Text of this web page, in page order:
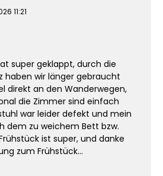
11:21
super geklappt, durch die
haben wir länger gebraucht
direkt an den Wanderwegen,
die Zimmer sind einfach
war leider defekt und mein
dem zu weichem Bett bzw.
ist super, und danke
zum Frühstück…